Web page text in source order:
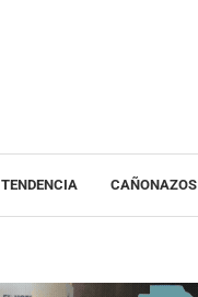
TENDENCIA CAÑONAZOS